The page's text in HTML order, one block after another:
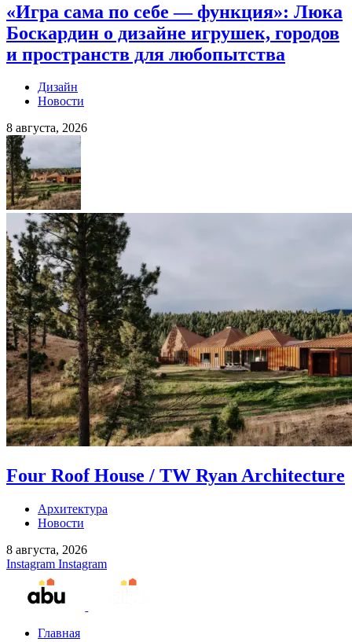
«Игра сама по себе — функция»: Люка
Боскардин о дизайне игрушек, городов
и пространств для любопытства
Дизайн
Новости
8 августа, 2026
Four Roof House / TW Ryan Architecture
Архитектура
Новости
8 августа, 2026
Instagram Instagram
Главная